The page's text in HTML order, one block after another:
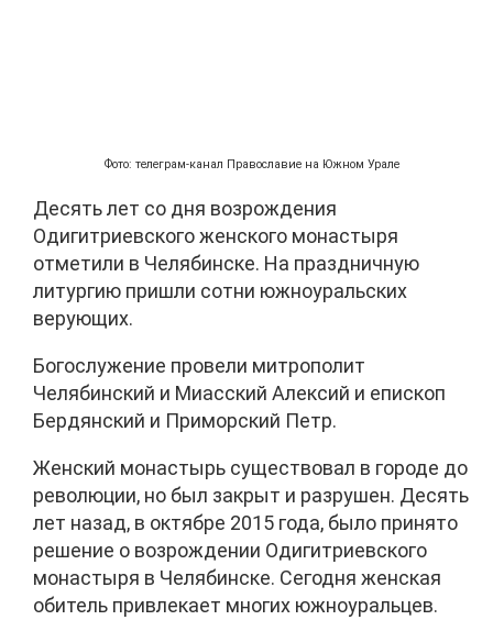
Фото: телеграм-канал Православие на Южном Урале
Десять лет со дня возрождения
Одигитриевского женского монастыря
отметили в Челябинске. На праздничную
литургию пришли сотни южноуральских
верующих.
Богослужение провели митрополит
Челябинский и Миасский Алексий и епископ
Бердянский и Приморский Петр.
Женский монастырь существовал в городе до
революции, но был закрыт и разрушен. Десять
лет назад, в октябре 2015 года, было принято
решение о возрождении Одигитриевского
монастыря в Челябинске. Сегодня женская
обитель привлекает многих южноуральцев.